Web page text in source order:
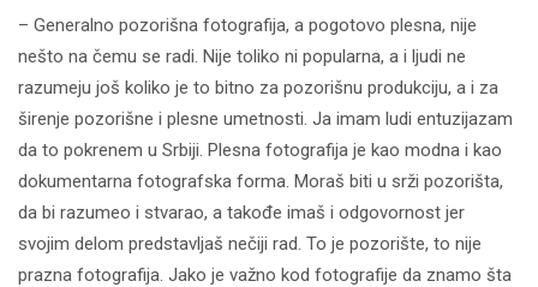
– Generalno pozorišna fotografija, a pogotovo plesna, nije
nešto na čemu se radi. Nije toliko ni popularna, a i ljudi ne
razumeju još koliko je to bitno za pozorišnu produkciju, a i za
širenje pozorišne i plesne umetnosti. Ja imam ludi entuzijazam
da to pokrenem u Srbiji. Plesna fotografija je kao modna i kao
dokumentarna fotografska forma. Moraš biti u srži pozorišta,
da bi razumeo i stvarao, a takođe imaš i odgovornost jer
svojim delom predstavljaš nečiji rad. To je pozorište, to nije
prazna fotografija. Jako je važno kod fotografije da znamo šta